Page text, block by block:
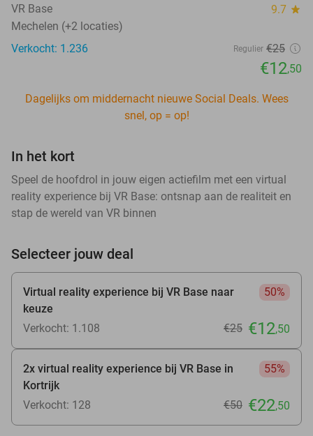
VR Base 9.7 star
Mechelen (+2 locaties)
Verkocht: 1.236
Regulier €25
€12,50
Dagelijks om middernacht nieuwe Social Deals. Wees
snel, op = op!
In het kort
Speel de hoofdrol in jouw eigen actiefilm met een virtual
reality experience bij VR Base: ontsnap aan de realiteit en
stap de wereld van VR binnen
Selecteer jouw deal
Virtual reality experience bij VR Base naar
keuze
50%
Verkocht: 1.108 €25 €12,50
2x virtual reality experience bij VR Base in
Kortrijk
55%
Verkocht: 128 €50 €22,50